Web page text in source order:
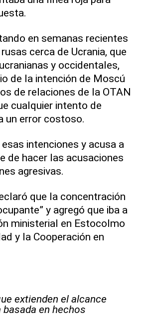
en semanas recientes
cerca de Ucrania, que
y occidentales,
de la intención de Moscú
de relaciones de la OTAN
cualquier intento de
un error costoso.
intenciones y acusa a
de hacer las acusaciones
agresivas.
que la concentración
y agregó que iba a
ministerial en Estocolmo
y la Cooperación en
extienden el alcance
en hechos